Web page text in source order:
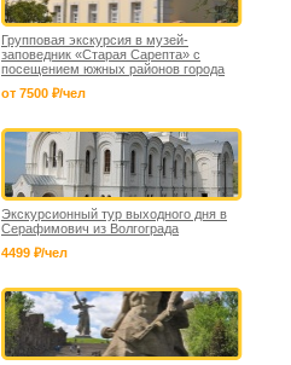
Групповая экскурсия в музей-
заповедник «Старая Сарепта» с
посещением южных районов города
от 7500 ₽/чел
Экскурсионный тур выходного дня в
Серафимович из Волгограда
4499 ₽/чел